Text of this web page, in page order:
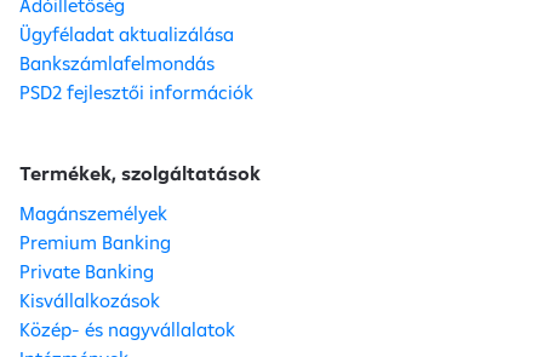
Adóilletőség
Ügyféladat aktualizálása
Bankszámlafelmondás
PSD2 fejlesztői információk
Termékek, szolgáltatások
Magánszemélyek
Premium Banking
Private Banking
Kisvállalkozások
Közép- és nagyvállalatok